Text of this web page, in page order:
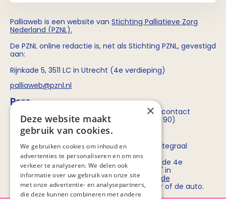
Palliaweb is een website van Stichting Palliatieve Zorg
Nederland (PZNL).
De PZNL online redactie is, net als Stichting PZNL, gevestigd
aan:
Rijnkade 5, 3511 LC in Utrecht (4e verdieping)
palliaweb@pznl.nl
Pers
Voor persvragen over Stichting PZNL kun je contact
opnemen metRob Bruntink(06 - 55 52 72 90)
Routebeschrijving
Stichting PZNL deelt het kantoor met het Integraal
Kankercentrum Nederland (IKNL). Ons
kantoor/vergadercentrum bevindt zich op de 4e
verdieping van kantoorgebouw 'De Utrecht' in
winkelcentrum Hoog Catharijne. Bekijk
hier de
routebeschrijvingenvoor openbaar vervoer of de auto.
×
Deze website maakt
gebruik van cookies.
We gebruiken cookies om inhoud en
advertenties te personaliseren en om ons
verkeer te analyseren. We delen ook
informatie over uw gebruik van onze site
met onze advertentie- en analysepartners,
die deze kunnen combineren met andere